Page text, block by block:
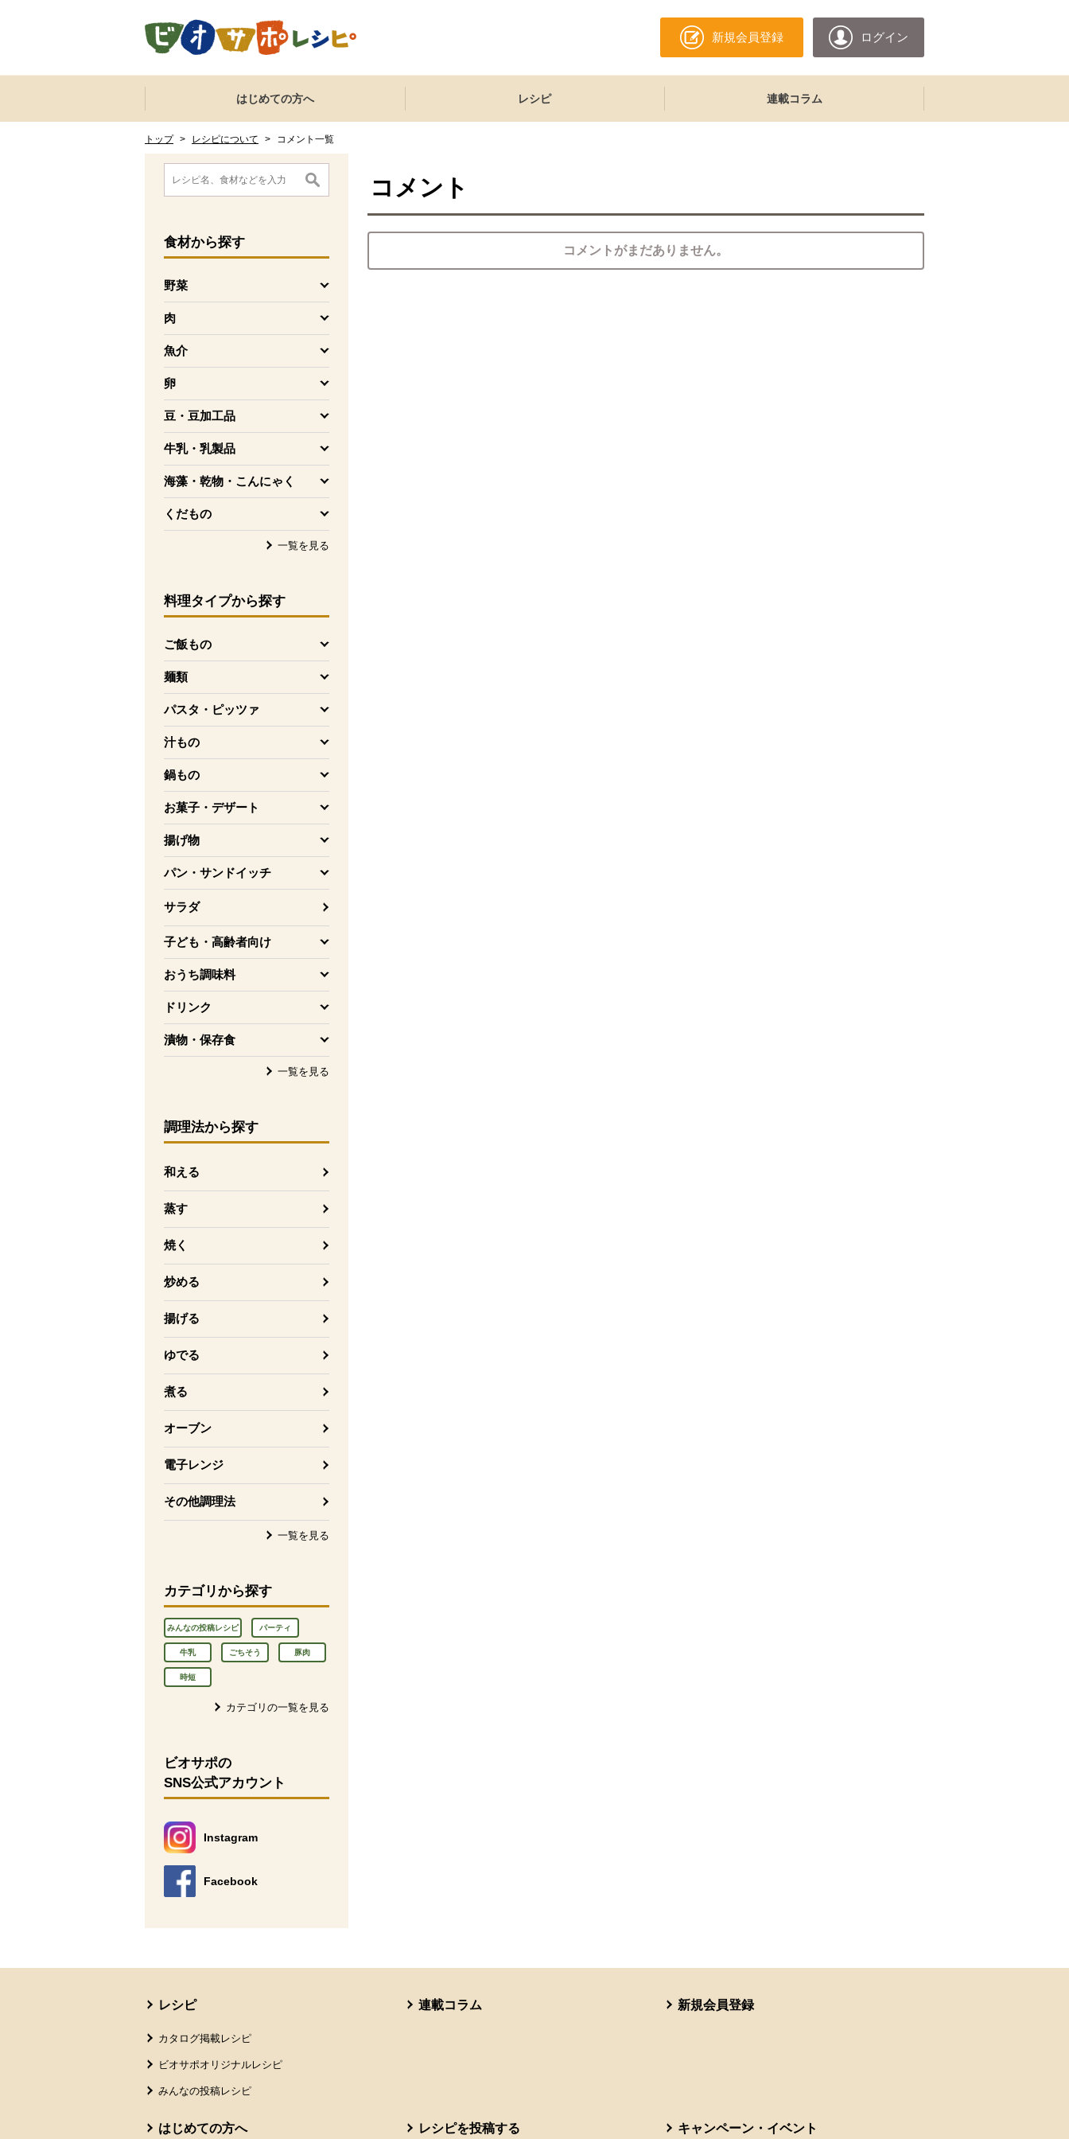
新規会員登録 ログイン
ここからサイト内共通メニューです。
サイト内共通メニューをスキップする
はじめての方へ レシピ 連載コラム
トップ > レシピについて > コメント一覧
ここから消費材検索メニューです。
食材から探す
野菜
を開く
肉
を開く
魚介
を開く
卵
を開く
豆・豆加工品
を開く
牛乳・乳製品
を開く
海藻・乾物・こんにゃく
を開く
くだもの
を開く
一覧を見る
料理タイプから探す
ご飯もの
を開く
麺類
を開く
パスタ・ピッツァ
を開く
汁もの
を開く
鍋もの
を開く
お菓子・デザート
を開く
揚げ物
を開く
パン・サンドイッチ
を開く
サラダ
子ども・高齢者向け
を開く
おうち調味料
を開く
ドリンク
を開く
漬物・保存食
を開く
一覧を見る
調理法から探す
和える
蒸す
焼く
炒める
揚げる
ゆでる
煮る
オーブン
電子レンジ
その他調理法
一覧を見る
カテゴリから探す
みんなの投稿レシピ パーティ
牛乳 ごちそう 豚肉
時短
カテゴリの一覧を見る
消費材検索メニューここまで。
ここから本文です。
ビオサポの
SNS公式アカウント
Instagram
別のウィンドウで開きます。
Facebook
別のウィンドウで開きます。
コメント
コメントがまだありません。
レシピ
カタログ掲載レシピ
ビオサポオリジナルレシピ
みんなの投稿レシピ
連載コラム 新規会員登録
はじめての方へ レシピを投稿する キャンペーン・イベント